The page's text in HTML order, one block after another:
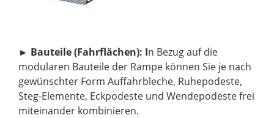
► Bauteile (Fahrflächen): In Bezug auf die
modularen Bauteile der Rampe können Sie je nach
gewünschter Form Auffahrbleche, Ruhepodeste,
Steg-Elemente, Eckpodeste und Wendepodeste frei
miteinander kombinieren.